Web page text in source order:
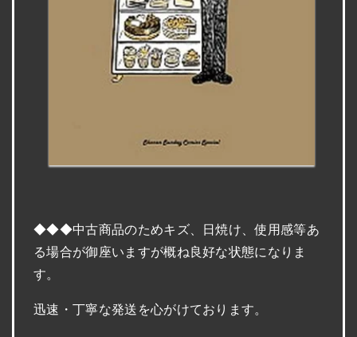
◆◆◆中古商品のためキズ、日焼け、使用感等あ
る場合が御座いますが概ね良好な状態になりま
す。
迅速・丁寧な発送を心がけております。